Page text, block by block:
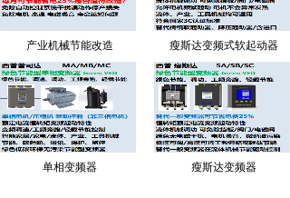
运行损耗，对电网环境造成谐波及射频污染严重性超乎
再节能 改造（解决 15-25%运行损耗）与技术改造（解
决电网谐波与射频污染问题），传统交直交变 频器属
于低效高污染设备。 戴政耀董事长，1956 年出生，40
年交流电机驱动控制技术，曾服务于台湾东元电机重
电部；2006 年获评为“中国变频器行业风云人物”；目
产业机械节能改造 瘦斯达变频式软起动器
单相变频器 瘦斯达变频器